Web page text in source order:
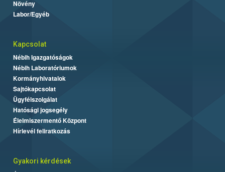
Növény
Labor/Egyéb
Kapcsolat
Nébih Igazgatóságok
Nébih Laboratóriumok
Kormányhivatalok
Sajtókapcsolat
Ügyfélszolgálat
Hatósági jogsegély
Élelmiszermentő Központ
Hírlevél feliratkozás
Gyakori kérdések